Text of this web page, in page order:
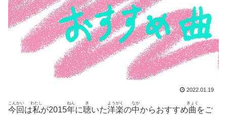
2022.01.19
今回
こんかい
は私
わたし
が2015年
ねん
に聴
き
いた洋楽
ようがく
の中
なか
からおすすめ曲
きょく
をご